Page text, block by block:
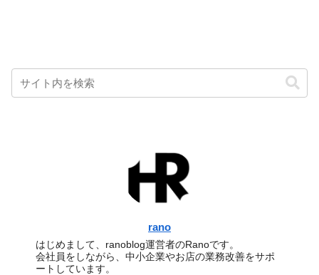
rano
はじめまして、ranoblog運営者のRanoです。
会社員をしながら、中小企業やお店の業務改善をサポ
ートしています。